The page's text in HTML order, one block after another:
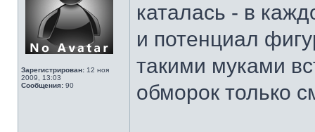
Зарегистрирован: 12 ноя
2009, 13:03
Сообщения: 90
каталась - в
и потенциал
такими муками
обморок только